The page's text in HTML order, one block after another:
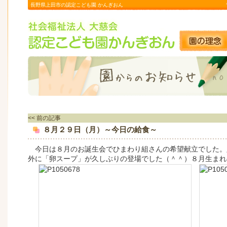
長野県上田市の認定こども園 かんぎおん
<< 前の記事
８月２９日（月）～今日の給食～
今日は８月のお誕生会でひまわり組さんの希望献立でした
外に「卵スープ」が久しぶりの登場でした（＾＾）８月生ま